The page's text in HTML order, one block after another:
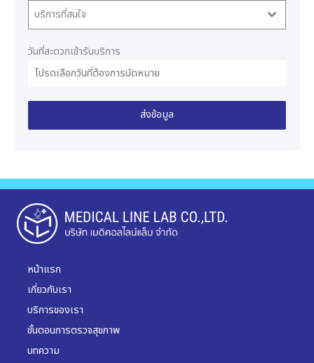
บริการที่สนใจ
วันที่สะดวกเข้ารับบริการ
ส่งข้อมูล
หน้าแรก
เกี่ยวกับเรา
บริการของเรา
ขั้นตอนการตรวจสุขภาพ
บทความ